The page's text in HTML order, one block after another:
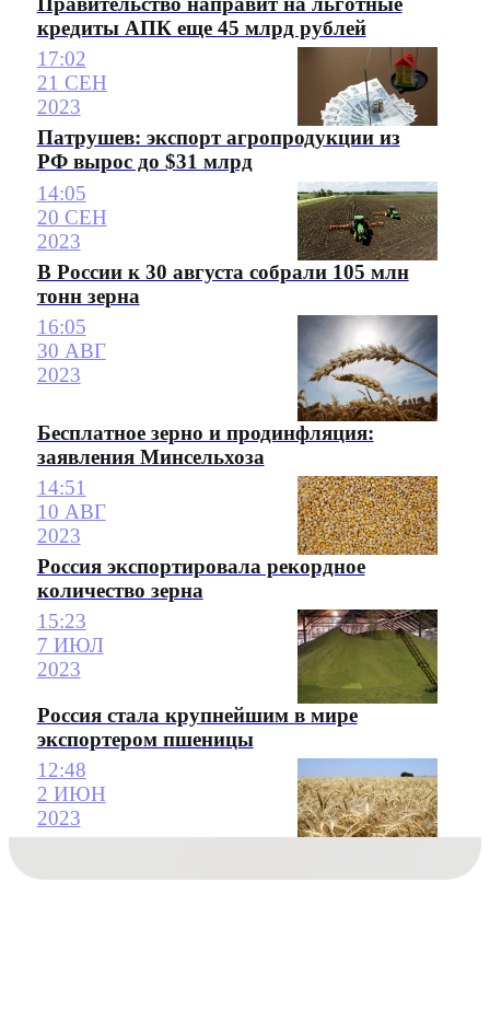
кредиты АПК еще 45 млрд рублей
17:02
21 СЕН
2023
Патрушев: экспорт агропродукции из
РФ вырос до $31 млрд
14:05
20 СЕН
2023
В России к 30 августа собрали 105 млн
тонн зерна
16:05
30 АВГ
2023
Бесплатное зерно и продинфляция:
заявления Минсельхоза
14:51
10 АВГ
2023
Россия экспортировала рекордное
количество зерна
15:23
7 ИЮЛ
2023
Россия стала крупнейшим в мире
экспортером пшеницы
12:48
2 ИЮН
2023